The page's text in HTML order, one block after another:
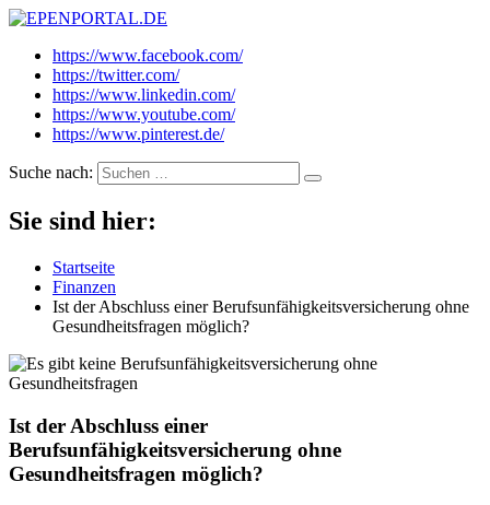
EPENPORTAL.DE
Epische News aus Politik, Finanzen & Gesellschaft
https://www.facebook.com/
https://twitter.com/
https://www.linkedin.com/
https://www.youtube.com/
https://www.pinterest.de/
Suche nach:
Sie sind hier:
Startseite
Finanzen
Ist der Abschluss einer Berufsunfähigkeitsversicherung ohne
Gesundheitsfragen möglich?
Ist der Abschluss einer
Berufsunfähigkeitsversicherung ohne
Gesundheitsfragen möglich?